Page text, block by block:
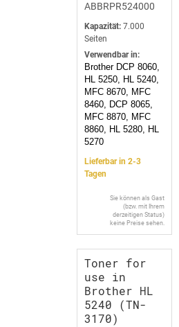
ABBRPR524000
Kapazität: 7.000
Seiten
Verwendbar in:
Brother DCP 8060,
HL 5250, HL 5240,
MFC 8670, MFC
8460, DCP 8065,
MFC 8870, MFC
8860, HL 5280, HL
5270
Lieferbar in 2-3
Tagen
Sie können als Gast
(bzw. mit Ihrem
derzeitigen Status)
keine Preise sehen.
Toner for
use in
Brother HL
5240 (TN-
3170)